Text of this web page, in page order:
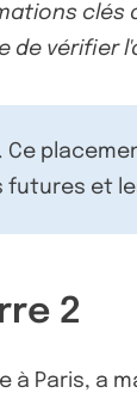
de
futures et
2
Paris, a